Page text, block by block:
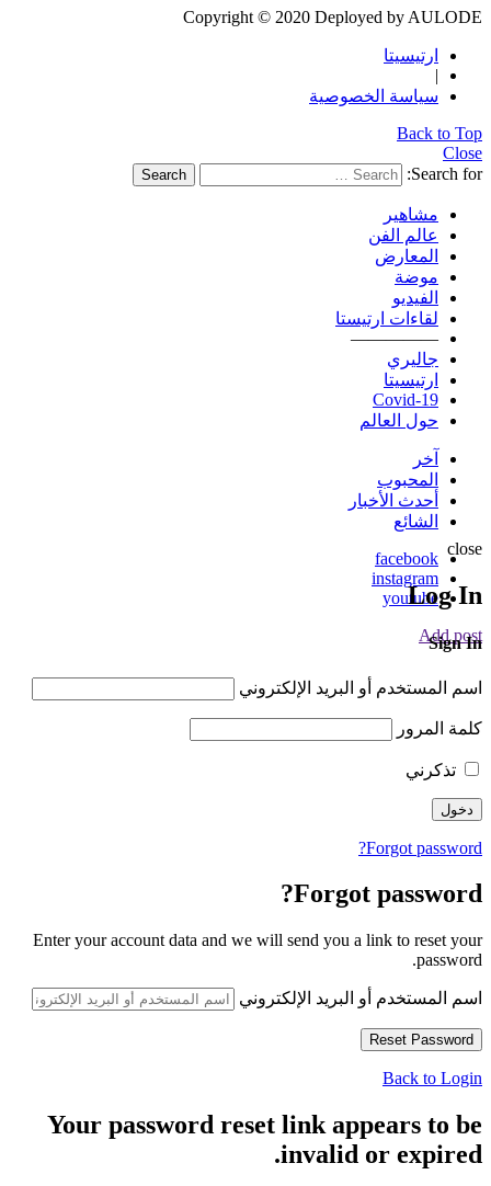
Copyright © 2020 Deployed by AULODE
ارتيسيتا
|
سياسة الخصوصية
Back to Top
Close
Search for:
Search
مشاهير
عالم الفن
المعارض
موضة
الفيديو
لقاءات ارتيستا
—————
جاليري
ارتيسيتا
Covid-19
حول العالم
آخر
المحبوب
أحدث الأخبار
الشائع
facebook
instagram
youtube
Add post
close
Log In
Sign In
اسم المستخدم أو البريد الإلكتروني
كلمة المرور
تذكرني
Forgot password?
Forgot password?
Enter your account data and we will send you a link to reset your
password.
اسم المستخدم أو البريد الإلكتروني
Back to Login
Your password reset link appears to be
invalid or expired.